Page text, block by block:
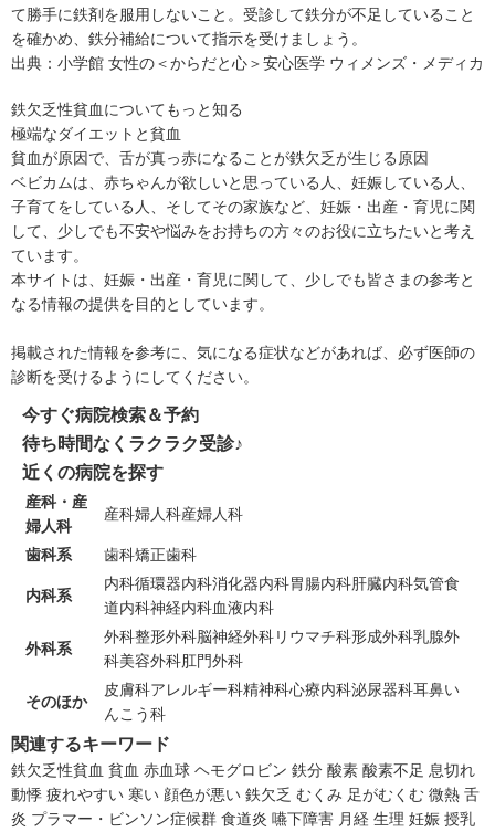
て勝手に鉄剤を服用しないこと。受診して鉄分が不足していること
を確かめ、鉄分補給について指示を受けましょう。
出典： 小学館 女性の＜からだと心＞安心医学 ウィメンズ・メディカ
鉄欠乏性貧血についてもっと知る
極端なダイエットと貧血
貧血が原因で、舌が真っ赤になることが鉄欠乏が生じる原因
ベビカムは、赤ちゃんが欲しいと思っている人、妊娠している人、
子育てをしている人、そしてその家族など、妊娠・出産・育児に関
して、少しでも不安や悩みをお持ちの方々のお役に立ちたいと考え
ています。
本サイトは、妊娠・出産・育児に関して、少しでも皆さまの参考と
なる情報の提供を目的としています。
掲載された情報を参考に、気になる症状などがあれば、必ず医師の
診断を受けるようにしてください。
今すぐ病院検索＆予約
待ち時間なくラクラク受診♪
近くの病院を探す
産科・産
婦人科
産科婦人科産婦人科
歯科系 歯科矯正歯科
内科系
内科循環器内科消化器内科胃腸内科肝臓内科気管食
道内科神経内科血液内科
外科系
外科整形外科脳神経外科リウマチ科形成外科乳腺外
科美容外科肛門外科
そのほか
皮膚科アレルギー科精神科心療内科泌尿器科耳鼻い
んこう科
関連するキーワード
鉄欠乏性貧血 貧血 赤血球 ヘモグロビン 鉄分 酸素 酸素不足 息切れ
動悸 疲れやすい 寒い 顔色が悪い 鉄欠乏 むくみ 足がむくむ 微熱 舌
炎 プラマー・ビンソン症候群 食道炎 嚥下障害 月経 生理 妊娠 授乳